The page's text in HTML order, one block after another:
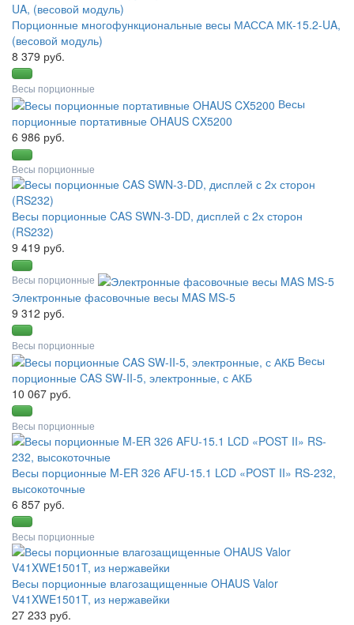
Порционные многофункциональные весы МАССА МК-15.2-UA,
(весовой модуль)
8 379 руб.
Весы порционные
Весы
порционные портативные OHAUS CX5200
6 986 руб.
Весы порционные
Весы порционные CAS SWN-3-DD, дисплей с 2х сторон
(RS232)
9 419 руб.
Весы порционные
Электронные фасовочные весы MAS MS-5
9 312 руб.
Весы порционные
Весы
порционные CAS SW-II-5, электронные, с АКБ
10 067 руб.
Весы порционные
Весы порционные M-ER 326 AFU-15.1 LCD «POST II» RS-232,
высокоточные
6 857 руб.
Весы порционные
Весы порционные влагозащищенные OHAUS Valor
V41XWE1501T, из нержавейки
27 233 руб.